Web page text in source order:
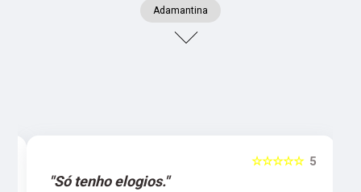
Adamantina
5
☆☆☆☆☆
"Só tenho elogios."